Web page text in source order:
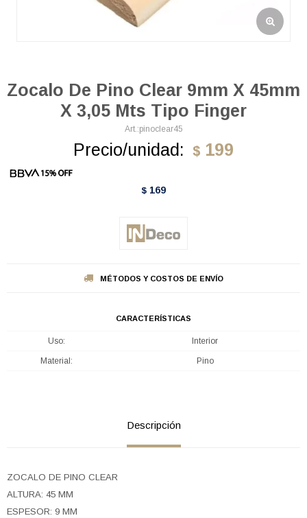
Zocalo De Pino Clear 9mm X 45mm
X 3,05 Mts Tipo Finger
pinoclear45
Precio/unidad: $ 199
$ 169
MÉTODOS Y COSTOS DE ENVÍO
CARACTERÍSTICAS
Uso Interior
Material Pino
Descripción
ZOCALO DE PINO CLEAR
ALTURA: 45 MM
ESPESOR: 9 MM